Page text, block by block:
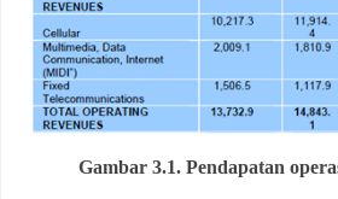
Gambar 3.1. Pendapatan